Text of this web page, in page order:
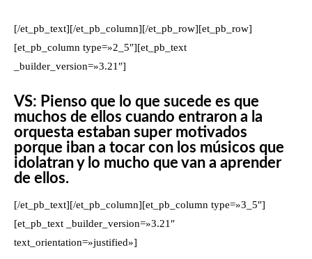
[/et_pb_text][/et_pb_column][/et_pb_row][et_pb_row]
[et_pb_column type=»2_5″][et_pb_text
_builder_version=»3.21″]
VS: Pienso que lo que sucede es que
muchos de ellos cuando entraron a la
orquesta estaban super motivados
porque iban a tocar con los músicos que
idolatran y lo mucho que van a aprender
de ellos.
[/et_pb_text][/et_pb_column][et_pb_column type=»3_5″]
[et_pb_text _builder_version=»3.21″
text_orientation=»justified»]